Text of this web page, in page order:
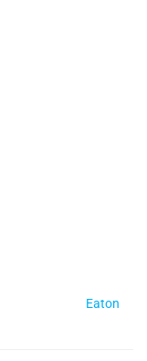
Eaton